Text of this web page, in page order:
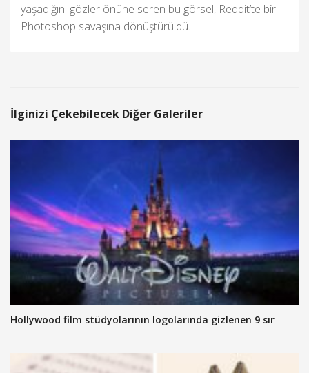
yaşadığını gözler önüne seren bu görsel, Reddit’te bir
Photoshop savaşına dönüştürüldü.
İlginizi Çekebilecek Diğer Galeriler
Hollywood film stüdyolarının logolarında gizlenen 9 sır